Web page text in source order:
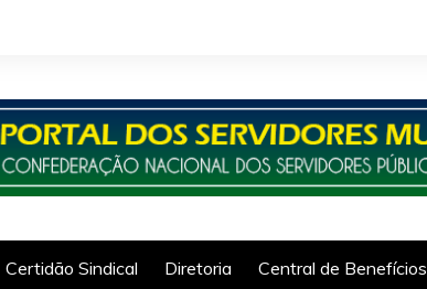
Certidão Sindical Diretoria Central de Benefícios